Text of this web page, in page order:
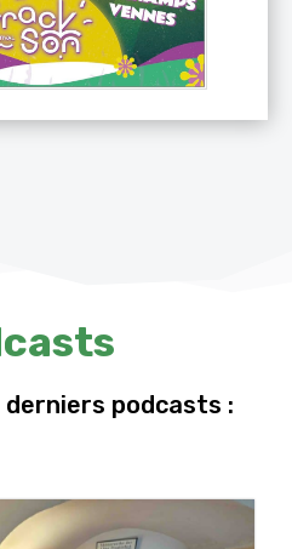
podcasts :